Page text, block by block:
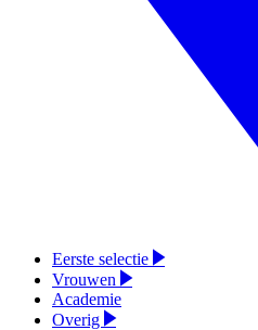
Eerste selectie
Vrouwen
Academie
Overig